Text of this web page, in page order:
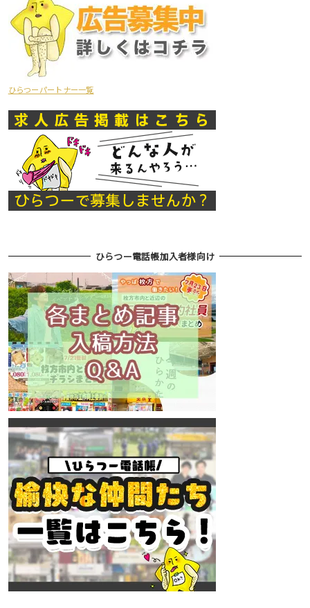
ひらつーパートナー一覧
ひらつー電話帳加入者様向け